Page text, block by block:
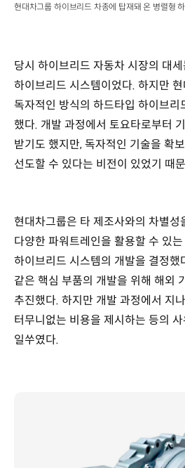
현대차그룹 하이브리드 차종에 탑재돼 온 병렬형
당시 하이브리드 자동차 시장의 대
하이브리드 시스템이었다. 하지만
독자적인 방식의 하드타입 하이브리
했다. 개발 과정에서 토요타로부터
받기도 했지만, 독자적인 기술을 확
선도할 수 있다는 비전이 있었기 때
현대차그룹은 타 제조사와의 차별성
다양한 파워트레인을 활용할 수 있
하이브리드 시스템의 개발을 결정했
같은 핵심 부품의 개발을 위해 해외
추진했다. 하지만 개발 과정에서 지
터무니없는 비용을 제시하는 등의
일쑤였다.